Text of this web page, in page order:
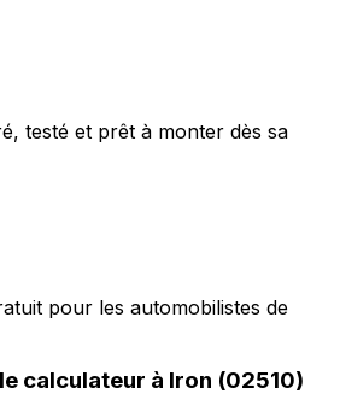
testé et prêt à monter dès sa
pour les automobilistes de
calculateur à Iron (02510)